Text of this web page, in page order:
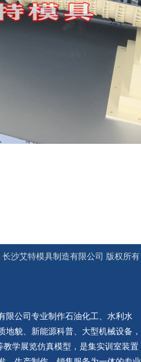
长沙艾特模具制造有限公司 版权所有
限公司专业制作石油化工、水利水
地貌、新能源科普、大型机械设备，
学展览仿真模型，是集实训室装置